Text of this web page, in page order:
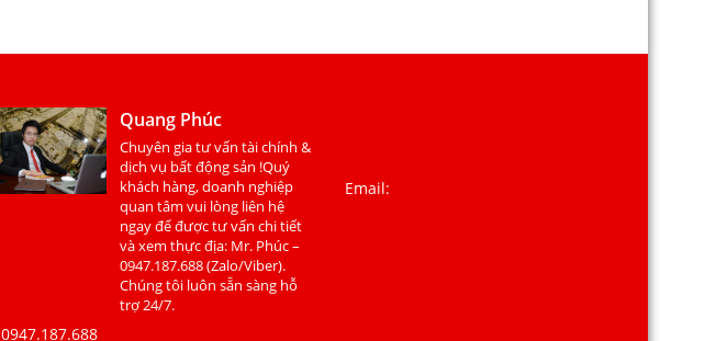
Quang Phúc
Chuyên gia tư vấn tài chính &
dịch vụ bất động sản !Quý
khách hàng, doanh nghiệp
quan tâm vui lòng liên hệ
ngay để được tư vấn chi tiết
và xem thực địa: Mr. Phúc –
0947.187.688 (Zalo/Viber).
Chúng tôi luôn sẵn sàng hỗ
trợ 24/7.
0947.187.688
Email: